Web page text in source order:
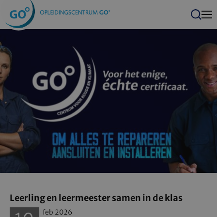
Zoeken
Leerling en leermeester samen in de klas
Date feb 2026